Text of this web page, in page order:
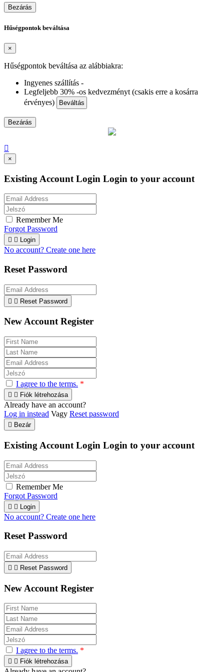
Bezárás
Hűségpontok beváltása
×
Hűségpontok beváltása az alábbiakra:
Ingyenes szállítás -
Legfeljebb 30% -os kedvezményt (csakis erre a kosárra
érvényes)
Beváltás
Bezárás

×
Existing Account Login Login to your account
Remember Me
Forgot Password
  Login
No account? Create one here
Reset Password
  Reset Password
New Account Register
I agree to the terms. *
  Fiók létrehozása
Already have an account?
Log in instead Vagy Reset password
 Bezár
Existing Account Login Login to your account
Remember Me
Forgot Password
  Login
No account? Create one here
Reset Password
  Reset Password
New Account Register
I agree to the terms. *
  Fiók létrehozása